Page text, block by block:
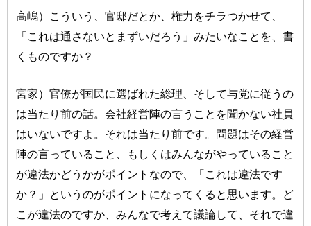
高嶋）こういう、官邸だとか、権力をチラつかせて、
「これは通さないとまずいだろう」みたいなことを、書
くものですか？
宮家）官僚が国民に選ばれた総理、そして与党に従うの
は当たり前の話。会社経営陣の言うことを聞かない社員
はいないですよ。それは当たり前です。問題はその経営
陣の言っていること、もしくはみんながやっていること
が違法かどうかがポイントなので、「これは違法です
か？」というのがポイントになってくると思います。ど
こが違法のですか、みんなで考えて議論して、それで違